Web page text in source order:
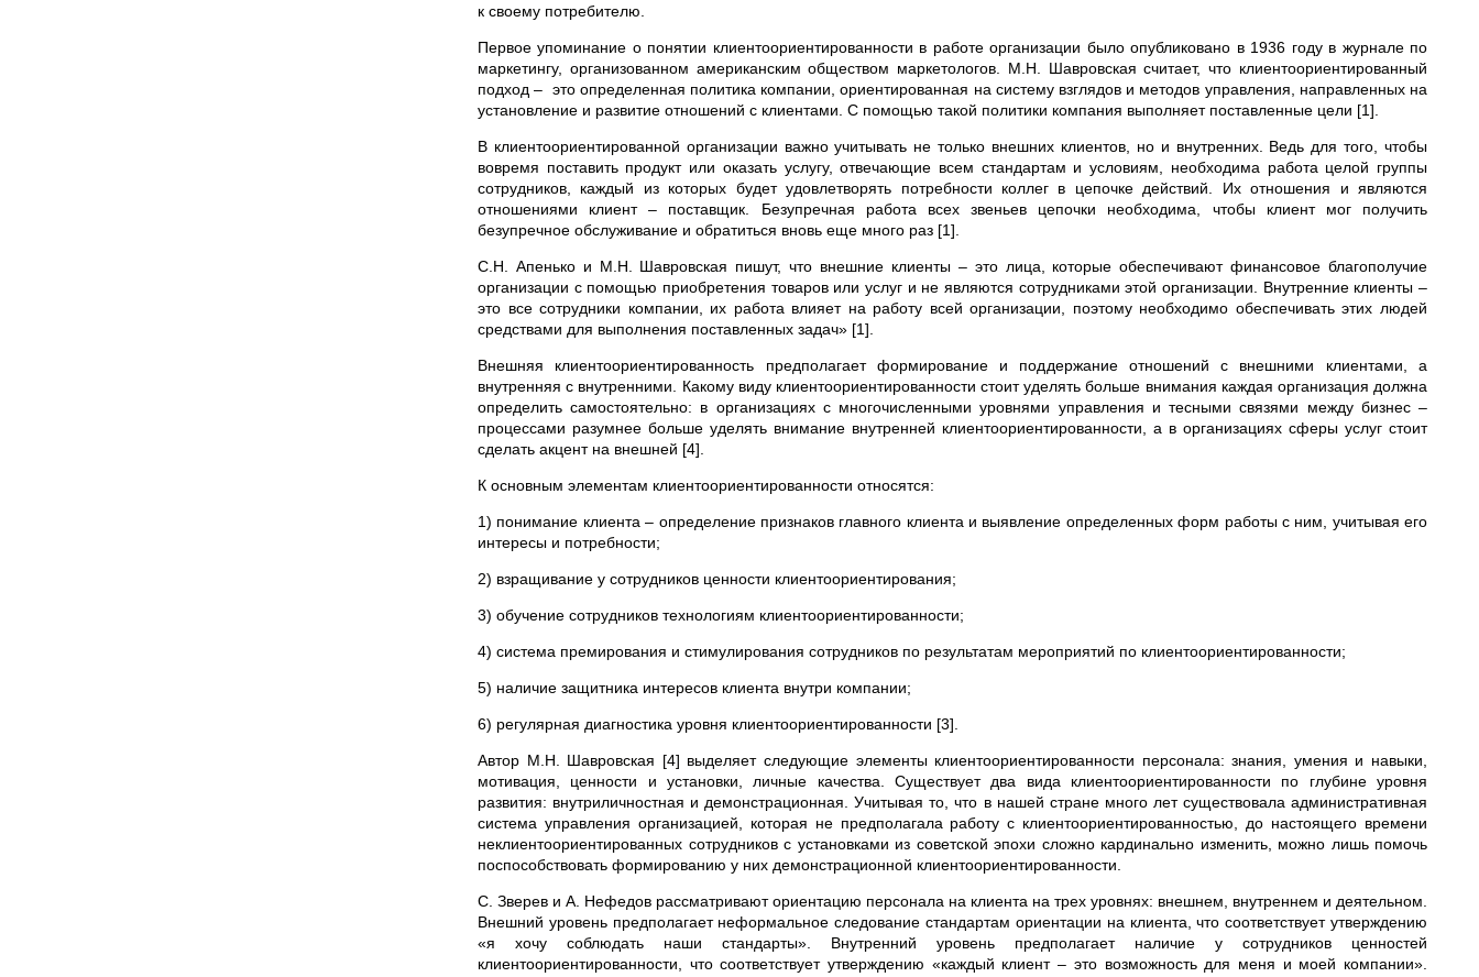
к своему потребителю.
Первое упоминание о понятии клиентоориентированности в работе организации было опубликовано в 1936 году в журнале по
маркетингу, организованном американским обществом маркетологов. М.Н. Шавровская считает, что клиентоориентированный
подход – это определенная политика компании, ориентированная на систему взглядов и методов управления, направленных на
установление и развитие отношений с клиентами. С помощью такой политики компания выполняет поставленные цели [1].
В клиентоориентированной организации важно учитывать не только внешних клиентов, но и внутренних. Ведь для того, чтобы
вовремя поставить продукт или оказать услугу, отвечающие всем стандартам и условиям, необходима работа целой группы
сотрудников, каждый из которых будет удовлетворять потребности коллег в цепочке действий. Их отношения и являются
отношениями клиент – поставщик. Безупречная работа всех звеньев цепочки необходима, чтобы клиент мог получить
безупречное обслуживание и обратиться вновь еще много раз [1].
С.Н. Апенько и М.Н. Шавровская пишут, что внешние клиенты – это лица, которые обеспечивают финансовое благополучие
организации с помощью приобретения товаров или услуг и не являются сотрудниками этой организации. Внутренние клиенты –
это все сотрудники компании, их работа влияет на работу всей организации, поэтому необходимо обеспечивать этих людей
средствами для выполнения поставленных задач» [1].
Внешняя клиентоориентированность предполагает формирование и поддержание отношений с внешними клиентами, а
внутренняя с внутренними. Какому виду клиентоориентированности стоит уделять больше внимания каждая организация должна
определить самостоятельно: в организациях с многочисленными уровнями управления и тесными связями между бизнес –
процессами разумнее больше уделять внимание внутренней клиентоориентированности, а в организациях сферы услуг стоит
сделать акцент на внешней [4].
К основным элементам клиентоориентированности относятся:
1) понимание клиента – определение признаков главного клиента и выявление определенных форм работы с ним, учитывая его
интересы и потребности;
2) взращивание у сотрудников ценности клиентоориентирования;
3) обучение сотрудников технологиям клиентоориентированности;
4) система премирования и стимулирования сотрудников по результатам мероприятий по клиентоориентированности;
5) наличие защитника интересов клиента внутри компании;
6) регулярная диагностика уровня клиентоориентированности [3].
Автор М.Н. Шавровская [4] выделяет следующие элементы клиентоориентированности персонала: знания, умения и навыки,
мотивация, ценности и установки, личные качества. Существует два вида клиентоориентированности по глубине уровня
развития: внутриличностная и демонстрационная. Учитывая то, что в нашей стране много лет существовала административная
система управления организацией, которая не предполагала работу с клиентоориентированностью, до настоящего времени
неклиентоориентированных сотрудников с установками из советской эпохи сложно кардинально изменить, можно лишь помочь
поспособствовать формированию у них демонстрационной клиентоориентированности.
С. Зверев и А. Нефедов рассматривают ориентацию персонала на клиента на трех уровнях: внешнем, внутреннем и деятельном.
Внешний уровень предполагает неформальное следование стандартам ориентации на клиента, что соответствует утверждению
«я хочу соблюдать наши стандарты». Внутренний уровень предполагает наличие у сотрудников ценностей
клиентоориентированности, что соответствует утверждению «каждый клиент – это возможность для меня и моей компании».